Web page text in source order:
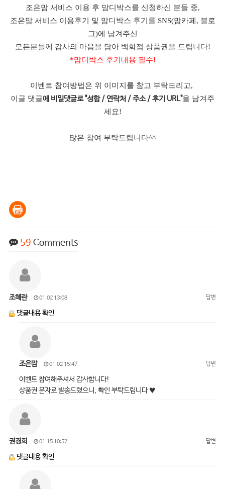
조은맘 서비스 이용 후 맘디박스를 신청하신 분들 중,
조은맘 서비스 이용후기 및 맘디박스 후기를 SNS(맘카페, 블로
그)에 남겨주신
모든분들께 감사의 마음을 담아 백화점 상품권을 드립니다!
*맘디박스 후기내용 필수!
이벤트 참여방법은 위 이미지를 참고 부탁드리고,
이글 댓글에 비밀댓글로 "성함 / 연락처 / 주소 / 후기 URL"을 남겨주
세요!
많은 참여 부탁드립니다^^
59 Comments
조혜란 01.02 13:08 답변
댓글내용 확인
조은맘 01.02 15:47 답변
이벤트 참여해주셔서 감사합니다!
상품권 문자로 발송드렸으니, 확인 부탁드립니다 ♥
권경희 01.15 10:57 답변
댓글내용 확인